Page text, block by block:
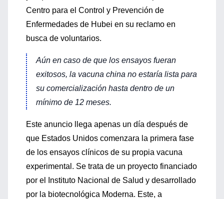
Centro para el Control y Prevención de
Enfermedades de Hubei en su reclamo en
busca de voluntarios.
Aún en caso de que los ensayos fueran
exitosos, la vacuna china no estaría lista para
su comercialización hasta dentro de un
mínimo de 12 meses.
Este anuncio llega apenas un día después de
que Estados Unidos comenzara la primera fase
de los ensayos clínicos de su propia vacuna
experimental. Se trata de un proyecto financiado
por el Instituto Nacional de Salud y desarrollado
por la biotecnológica Moderna. Este, a